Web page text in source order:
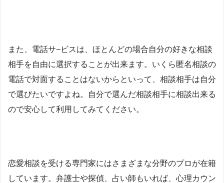
また、電話サ−ビスは、ほとんどの場合自分の好きな相談
相手を自由に選択することが出来ます。いくら匿名相談の
電話で対面することはないからといって、相談相手は自分
で選びたいですよね。自分で選んだ相談相手に相談出来る
ので安心して利用してみてください。
恋愛相談を受ける専門家にはさまざまな分野のプロが在籍
しています。弁護士や探偵、占い師もいれば、心理カウン